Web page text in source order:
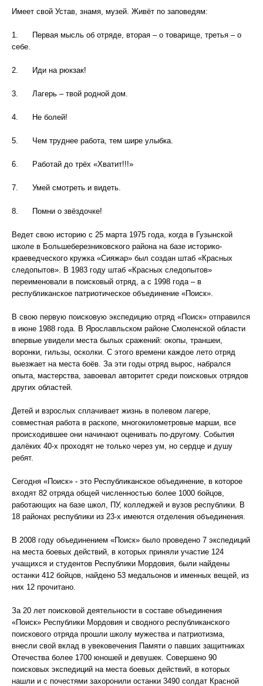
Имеет свой Устав, знамя, музей. Живёт по заповедям:
1. Первая мысль об отряде, вторая – о товарище, третья – о
себе.
2. Иди на рюкзак!
3. Лагерь – твой родной дом.
4. Не болей!
5. Чем труднее работа, тем шире улыбка.
6. Работай до трёх «Хватит!!!»
7. Умей смотреть и видеть.
8. Помни о звёздочке!
Ведет свою историю с 25 марта 1975 года, когда в Гузынской
школе в Большеберезниковского района на базе историко-
краеведческого кружка «Сияжар» был создан штаб «Красных
следопытов». В 1983 году штаб «Красных следопытов»
переименовали в поисковый отряд, а с 1998 года – в
республиканское патриотическое объединение «Поиск».
В свою первую поисковую экспедицию отряд «Поиск» отправился
в июне 1988 года. В Ярославльском районе Смоленской области
впервые увидели места былых сражений: окопы, траншеи,
воронки, гильзы, осколки. С этого времени каждое лето отряд
выезжает на места боёв. За эти годы отряд вырос, набрался
опыта, мастерства, завоевал авторитет среди поисковых отрядов
других областей.
Детей и взрослых сплачивает жизнь в полевом лагере,
совместная работа в раскопе, многокилометровые марши, все
происходившее они начинают оценивать по-другому. События
далёких 40-х проходят не только через ум, но сердце и душу
ребят.
Сегодня «Поиск» - это Республиканское объединение, в которое
входят 82 отряда общей численностью более 1000 бойцов,
работающих на базе школ, ПУ, колледжей и вузов республики. В
18 районах республики из 23-х имеются отделения объединения.
В 2008 году объединением «Поиск» было проведено 7 экспедиций
на места боевых действий, в которых приняли участие 124
учащихся и студентов Республики Мордовия, были найдены
останки 412 бойцов, найдено 53 медальонов и именных вещей, из
них 12 прочитано.
За 20 лет поисковой деятельности в составе объединения
«Поиск» Республики Мордовия и сводного республиканского
поискового отряда прошли школу мужества и патриотизма,
внесли свой вклад в увековечения Памяти о павших защитниках
Отечества более 1700 юношей и девушек. Совершено 90
поисковых экспедиций на места боевых действий, в которых
нашли и с почестями захоронили останки 3490 солдат Красной